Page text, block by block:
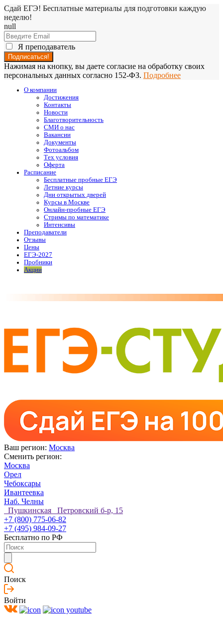
Сдай ЕГЭ! Бесплатные материалы для подготовки каждую
неделю!
null
Я преподаватель
Нажимая на кнопку, вы даете согласие на обработку своих
персональных данных согласно 152-ФЗ. Подробнее
О компании
Достижения
Контакты
Новости
Благотворительность
СМИ о нас
Вакансии
Документы
Фотоальбом
Тех условия
Оферта
Расписание
Бесплатные пробные ЕГЭ
Летние курсы
Дни открытых дверей
Курсы в Москве
Онлайн-пробные ЕГЭ
Стримы по математике
Интенсивы
Преподаватели
Отзывы
Цены
ЕГЭ-2027
Пробники
Акции
Ваш регион: Москва
Сменить регион:
Москва
Орел
Чебоксары
Ивантеевка
Наб. Челны
Пушкинская Петровский б-р, 15
+7 (800) 775-06-82
+7 (495) 984-09-27
Бесплатно по РФ
Поиск
Войти